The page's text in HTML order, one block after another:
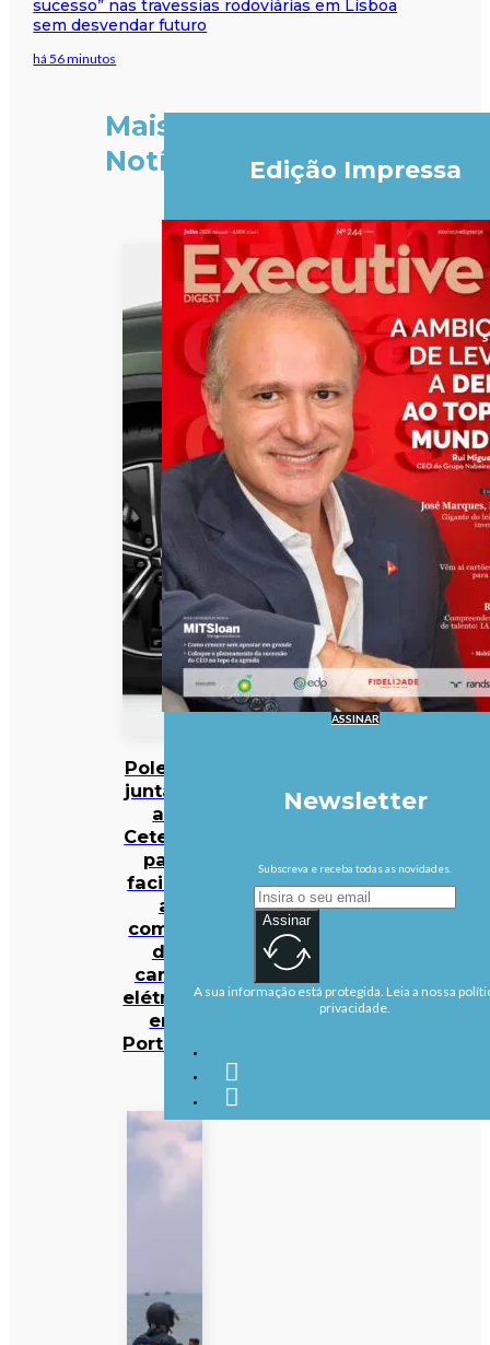
sucesso” nas travessias rodoviárias em Lisboa
sem desvendar futuro
há 56 minutos
Mais
Notícias
Polestar
junta-se
ao
Cetelem
para
facilitar
a
compra
de
carros
elétricos
em
Portugal
Edição Impressa
ASSINAR
Newsletter
Subscreva e receba todas as novidades.
Assinar
A sua informação está protegida. Leia a nossa
privacidade.